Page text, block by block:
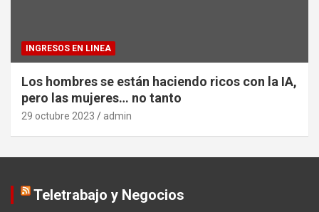
INGRESOS EN LINEA
Los hombres se están haciendo ricos con la IA,
pero las mujeres… no tanto
29 octubre 2023 admin
Teletrabajo y Negocios